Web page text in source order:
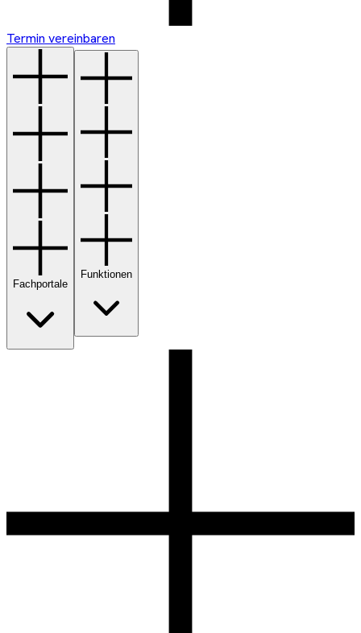
Termin vereinbaren
Fachportale
Funktionen